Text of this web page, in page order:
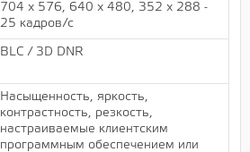
704 х 576, 640 х 480, 352 х 288 -
25 кадров/с
BLC / 3D DNR
Насыщенность, яркость,
контрастность, резкость,
настраиваемые клиентским
программным обеспечением или